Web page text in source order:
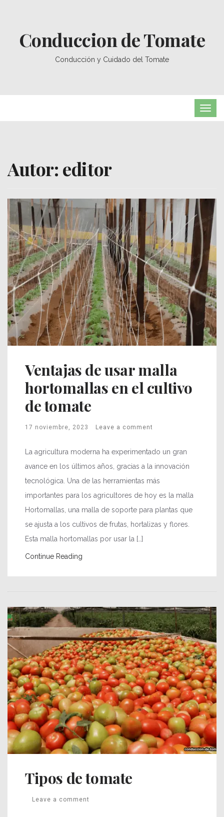
Conduccion de Tomate
Conducción y Cuidado del Tomate
Autor: editor
Ventajas de usar malla
hortomallas en el cultivo
de tomate
17 noviembre, 2023 Leave a comment
La agricultura moderna ha experimentado un gran
avance en los últimos años, gracias a la innovación
tecnológica. Una de las herramientas más
importantes para los agricultores de hoy es la malla
Hortomallas, una malla de soporte para plantas que
se ajusta a los cultivos de frutas, hortalizas y flores.
Esta malla hortomallas por usar la […]
Continue Reading
Tipos de tomate
Leave a comment